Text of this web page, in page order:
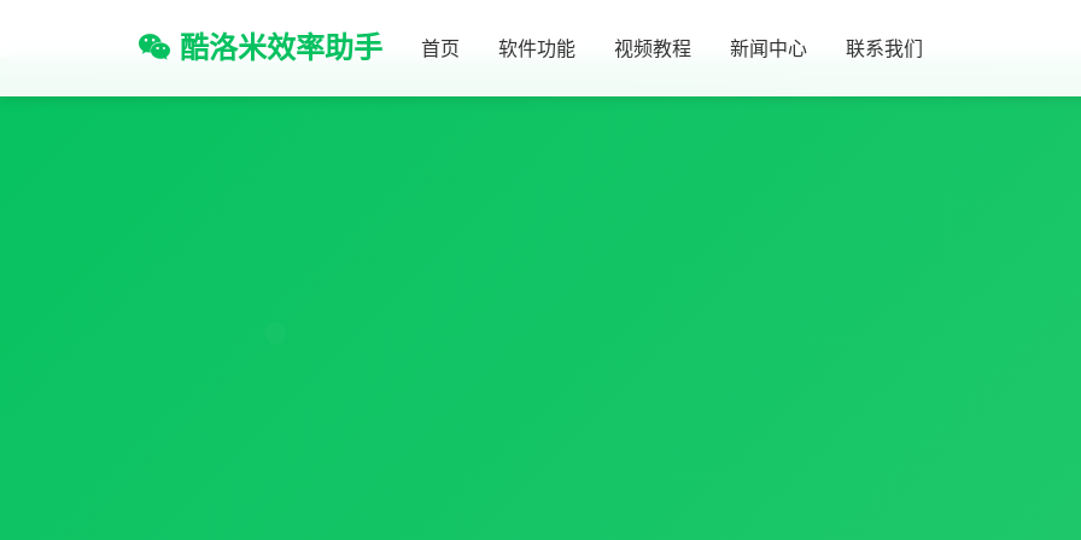
酷洛米效率助手 首页 软件功能 视频教程 新闻中心 联系我们